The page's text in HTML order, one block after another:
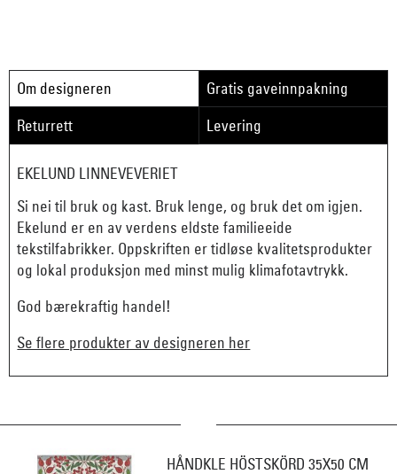
Om designeren
Gratis gaveinnpakning
Returrett
Levering
EKELUND LINNEVEVERIET
Si nei til bruk og kast. Bruk lenge, og bruk det om igjen.
Ekelund er en av verdens eldste familieeide
tekstilfabrikker. Oppskriften er tidløse kvalitetsprodukter
og lokal produksjon med minst mulig klimafotavtrykk.
God bærekraftig handel!
Se flere produkter av designeren her
HÅNDKLE HÖSTSKÖRD 35X50 CM